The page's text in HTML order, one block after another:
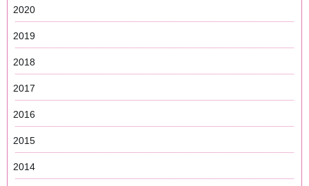
2020
2019
2018
2017
2016
2015
2014